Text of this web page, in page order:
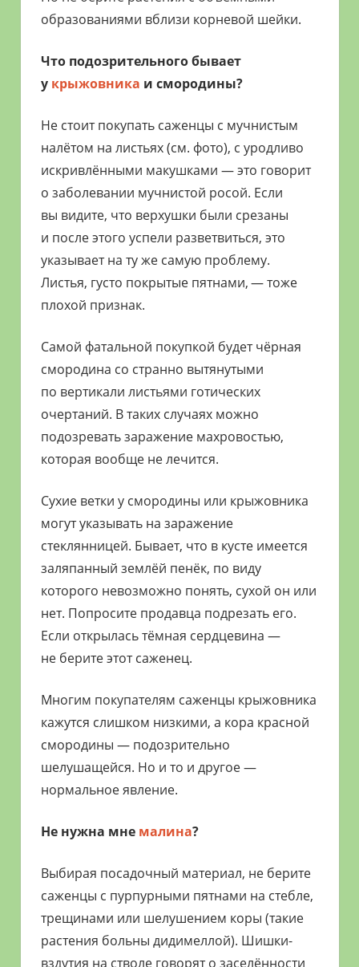
образованиями вблизи корневой шейки.
Что подозрительного бывает
у крыжовника и смородины?
Не стоит покупать саженцы с мучнистым
налётом на листьях (см. фото), с уродливо
искривлёнными макушками — это говорит
о заболевании мучнистой росой. Если
вы видите, что верхушки были срезаны
и после этого успели разветвиться, это
указывает на ту же самую проблему.
Листья, густо покрытые пятнами, — тоже
плохой признак.
Самой фатальной покупкой будет чёрная
смородина со странно вытянутыми
по вертикали листьями готических
очертаний. В таких случаях можно
подозревать заражение махровостью,
которая вообще не лечится.
Сухие ветки у смородины или крыжовника
могут указывать на заражение
стеклянницей. Бывает, что в кусте имеется
заляпанный землёй пенёк, по виду
которого невозможно понять, сухой он или
нет. Попросите продавца подрезать его.
Если открылась тёмная сердцевина —
не берите этот саженец.
Многим покупателям саженцы крыжовника
кажутся слишком низкими, а кора красной
смородины — подозрительно
шелушащейся. Но и то и другое —
нормальное явление.
Не нужна мне малина?
Выбирая посадочный материал, не берите
саженцы с пурпурными пятнами на стебле,
трещинами или шелушением коры (такие
растения больны дидимеллой). Шишки-
вздутия на стволе говорят о заселённости